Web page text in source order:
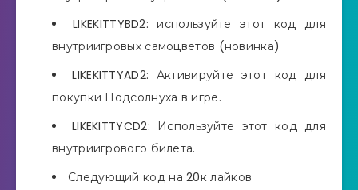
LIKEKITTYBD2: используйте этот код для
внутриигровых самоцветов (новинка)
LIKEKITTYAD2: Активируйте этот код для
покупки Подсолнуха в игре.
LIKEKITTYCD2: Используйте этот код для
внутриигрового билета.
Следующий код на 20к лайков